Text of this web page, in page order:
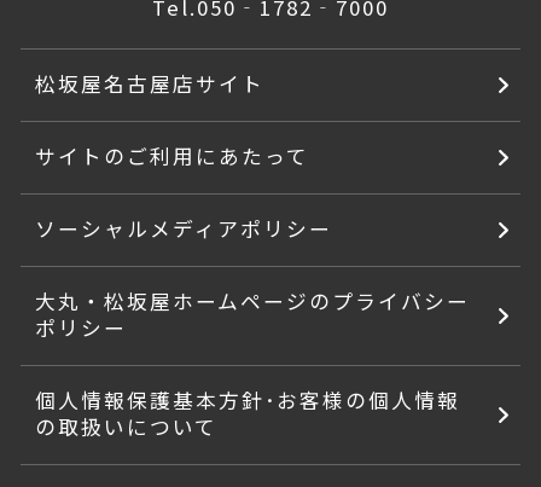
Tel.050‐1782‐7000
松坂屋名古屋店サイト
サイトのご利用にあたって
ソーシャルメディアポリシー
大丸・松坂屋ホームページのプライバシー
ポリシー
個人情報保護基本方針･お客様の個人情報
の取扱いについて